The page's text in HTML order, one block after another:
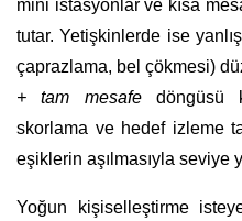
mini istasyonlar ve kısa
tutar. Yetişkinlerde ise
çaprazlama, bel çökmesi)
+ tam mesafedöngüsü
skorlama ve hedef izleme
eşiklerin aşılmasıyla seviye
Yoğun kişiselleştirme